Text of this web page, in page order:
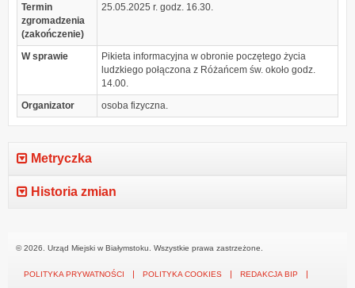
Termin
zgromadzenia
(zakończenie)
25.05.2025 r. godz. 16.30.
W sprawie
Pikieta informacyjna w obronie poczętego życia
ludzkiego połączona z Różańcem św. około godz.
14.00.
Organizator
osoba fizyczna.
Metryczka
Historia zmian
© 2026. Urząd Miejski w Białymstoku. Wszystkie prawa zastrzeżone.
POLITYKA PRYWATNOŚCI POLITYKA COOKIES REDAKCJA BIP